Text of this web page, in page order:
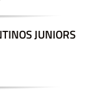
JUNIORS